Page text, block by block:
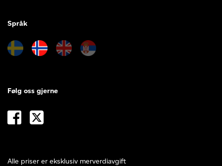
Språk
Alle priser er eksklusiv merverdiavgift
Følg oss gjerne